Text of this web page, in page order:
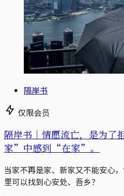
隔岸书
仅限会员
隔岸书｜情愿流亡，是为了
家”中感到“在家”。
当家不再是家、新家又不能安心
里可以找到心安处、吾乡？